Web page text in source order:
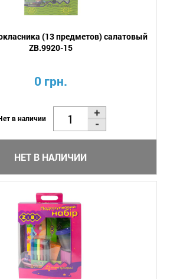
(13 предметов) салатовый
ZB.9920-15
0 грн.
в наличии
НЕТ В НАЛИЧИИ